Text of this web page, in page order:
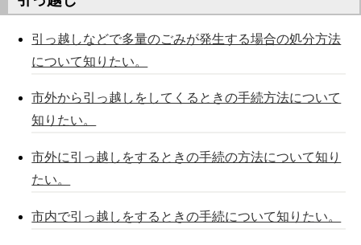
引っ越しなどで多量のごみが発生する場合の処分方法
について知りたい。
市外から引っ越しをしてくるときの手続方法について
知りたい。
市外に引っ越しをするときの手続の方法について知り
たい。
市内で引っ越しをするときの手続について知りたい。